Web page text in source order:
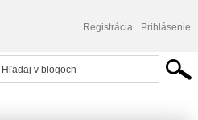
Registrácia Prihlásenie